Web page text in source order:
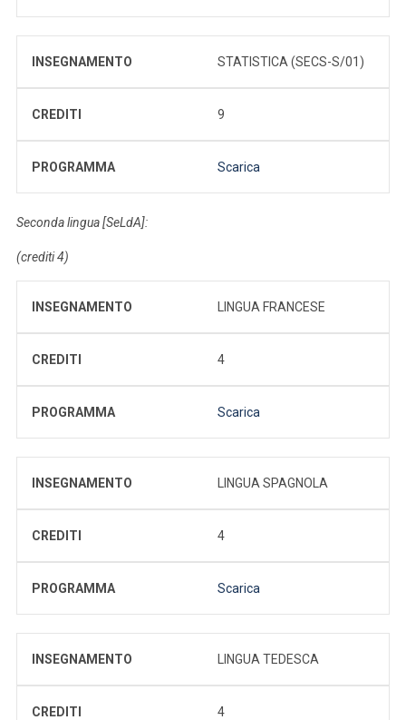
INSEGNAMENTO STATISTICA (SECS-S/01)
CREDITI 9
PROGRAMMA Scarica
Seconda lingua [SeLdA]:
(crediti 4)
INSEGNAMENTO LINGUA FRANCESE
CREDITI 4
PROGRAMMA Scarica
INSEGNAMENTO LINGUA SPAGNOLA
CREDITI 4
PROGRAMMA Scarica
INSEGNAMENTO LINGUA TEDESCA
CREDITI 4